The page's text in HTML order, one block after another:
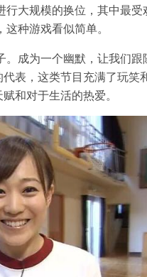
大规模的换位，其中最
种游戏看似简单。
成为一个幽默，让我们
表，这类节目充满了玩笑
和对于生活的热爱。